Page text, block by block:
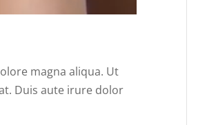
magna aliqua. Ut
Duis aute irure dolor